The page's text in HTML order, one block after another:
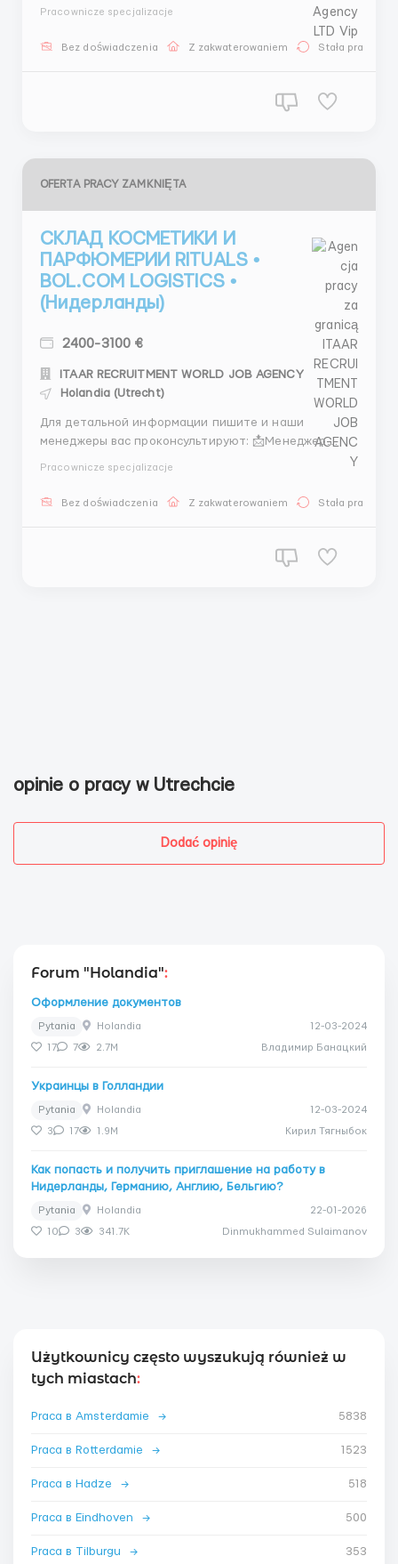
по трудоустройству за границей ITAAR Recruitment
Agency Ltd: Company Number 12549618 Наши
Pracownicze specjalizacje
Bez doświadczenia Z zakwaterowaniem Stała praca
OFERTA PRACY ZAMKNIĘTA
СКЛАД КОСМЕТИКИ И
ПАРФЮМЕРИИ RITUALS •
BOL.COM LOGISTICS •
(Нидерланды)
2400-3100 €
ITAAR RECRUITMENT WORLD JOB AGENCY
Holandia (Utrecht)
Для детальной информации пишите и наши
менеджеры вас проконсультируют: 📩Менеджер
7417 482299 (What’sApp) 🧴🇳🇱 СКЛАД КОСМЕТИКИ И
Pracownicze specjalizacje
Bez doświadczenia Z zakwaterowaniem Stała praca
opinie o pracy w Utrechcie
Dodać opinię
Forum "Holandia":
Оформление документов
Pytania Holandia 12-03-2024
17 7 2.7M Владимир Банацкий
Украинцы в Голландии
Pytania Holandia 12-03-2024
3 17 1.9M Кирил Тягныбок
Как попасть и получить приглашение на работу в
Нидерланды, Германию, Англию, Бельгию?
Pytania Holandia 22-01-2026
10 3 341.7K Dinmukhammed Sulaimanov
Użytkownicy często wyszukują również w
tych miastach:
Praca в Amsterdamie → 5838
Praca в Rotterdamie → 1523
Praca в Hadze → 518
Praca в Eindhoven → 500
Praca в Tilburgu → 353